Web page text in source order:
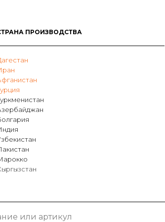
ПРОИЗВОДСТВА